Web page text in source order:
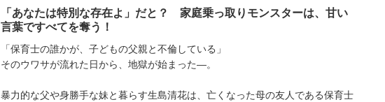
「あなたは特別な存在よ」だと？ 家庭乗っ取りモンスターは、甘い
言葉ですべてを奪う！
「保育士の誰かが、子どもの父親と不倫している」
そのウワサが流れた日から、地獄が始まった―。
暴力的な父や身勝手な妹と暮らす生島清花は、亡くなった母の友人である保育士